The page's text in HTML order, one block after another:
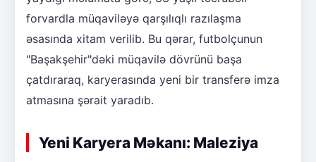
forvardla müqaviləyə qarşılıqlı razılaşma
əsasında xitam verilib. Bu qərar, futbolçunun
"Başakşehir"dəki müqavilə dövrünü başa
çatdıraraq, karyerasında yeni bir transferə imza
atmasına şərait yaradıb.
Yeni Karyera Məkanı: Maleziya